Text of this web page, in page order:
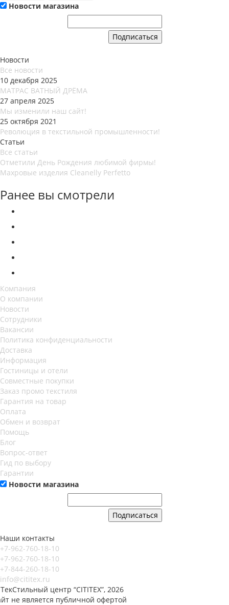
Новости магазина
Новости
Все новости
10 декабря 2025
МАТРАС ВАТНЫЙ ДРЁМА
27 апреля 2025
Мы изменили наш сайт!
25 октября 2021
Революция в текстильной промышленности!
Статьи
Все статьи
Отметили День Рождения любимой фирмы!
Махровые изделия Cleanelly Perfetto
Ранее вы смотрели
Компания
О компании
Новости
Сотрудники
Вакансии
Политика конфиденциальности
Доставка
Информация
Гостиницы и отели
Совместные покупки
Заказ промо текстиля
Гарантия на товар
Оплата
Обмен и возврат
Помощь
Блог
Вопрос-ответ
Гид по выбору
Гарантии
Новости магазина
Наши контакты
+7-962-760-18-10
+7-962-760-18-10
+7-844-260-18-10
info@cititex.ru
центр “CITITEX”, 2026
не является публичной офертой